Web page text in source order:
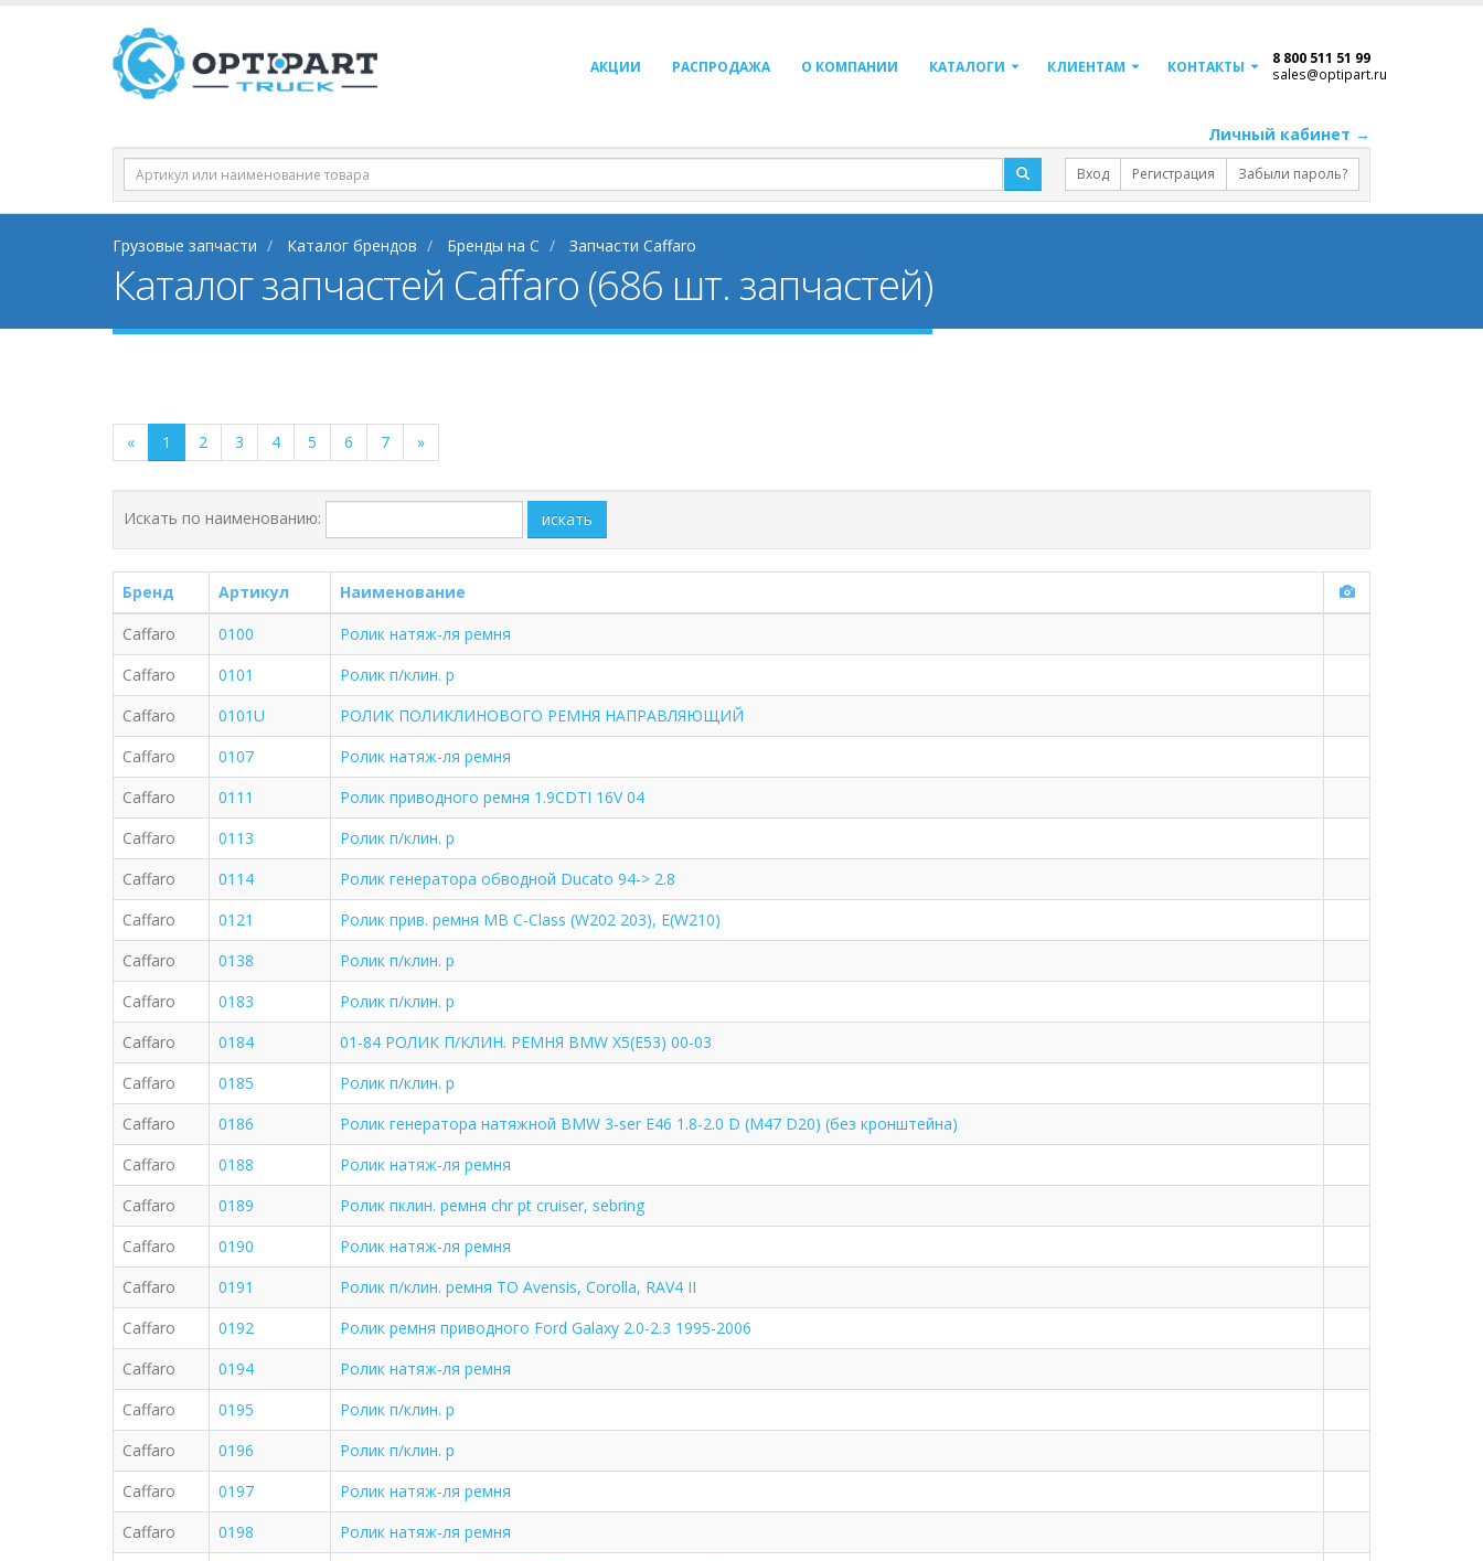
АКЦИИ РАСПРОДАЖА О КОМПАНИИ КАТАЛОГИ КЛИЕНТАМ КОНТАКТЫ 8 800 511 51 99
sales@optipart.ru
Личный кабинет →
Вход Регистрация Забыли пароль?
Грузовые запчасти Каталог брендов Бренды на C Запчасти Caffaro
Каталог запчастей Caffaro (686 шт. запчастей)
« 1 2 3 4 5 6 7 »
Искать по наименованию: искать
Бренд Артикул
Наименование
Caffaro
0100
Ролик натяж-ля ремня
Caffaro
0101
Ролик п/клин. р
Caffaro
0101U
РОЛИК ПОЛИКЛИНОВОГО РЕМНЯ НАПРАВЛЯЮЩИЙ
Caffaro
0107
Ролик натяж-ля ремня
Caffaro
0111
Ролик приводного ремня 1.9CDTI 16V 04
Caffaro
0113
Ролик п/клин. р
Caffaro
0114
Ролик генератора обводной Ducato 94-> 2.8
Caffaro
0121
Ролик прив. ремня MB C-Class (W202 203), E(W210)
Caffaro
0138
Ролик п/клин. р
Caffaro
0183
Ролик п/клин. р
Caffaro
0184
01-84 РОЛИК П/КЛИН. РЕМНЯ BMW X5(E53) 00-03
Caffaro
0185
Ролик п/клин. р
Caffaro
0186
Ролик генератора натяжной BMW 3-ser E46 1.8-2.0 D (M47 D20) (без кронштейна)
Caffaro
0188
Ролик натяж-ля ремня
Caffaro
0189
Ролик пклин. ремня chr pt cruiser, sebring
Caffaro
0190
Ролик натяж-ля ремня
Caffaro
0191
Ролик п/клин. ремня TO Avensis, Corolla, RAV4 II
Caffaro
0192
Ролик ремня приводного Ford Galaxy 2.0-2.3 1995-2006
Caffaro
0194
Ролик натяж-ля ремня
Caffaro
0195
Ролик п/клин. р
Caffaro
0196
Ролик п/клин. р
Caffaro
0197
Ролик натяж-ля ремня
Caffaro
0198
Ролик натяж-ля ремня